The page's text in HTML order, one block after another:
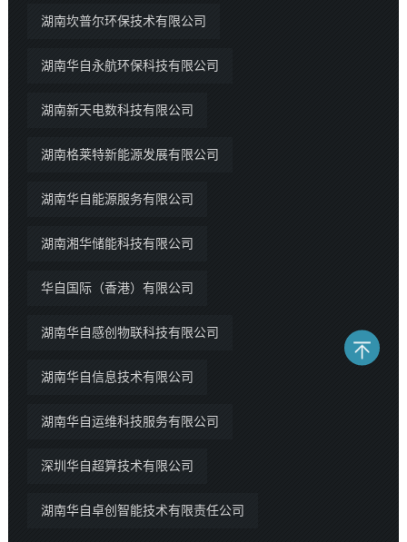
湖南坎普尔环保技术有限公司
湖南华自永航环保科技有限公司
湖南新天电数科技有限公司
湖南格莱特新能源发展有限公司
湖南华自能源服务有限公司
湖南湘华储能科技有限公司
华自国际（香港）有限公司
湖南华自感创物联科技有限公司
湖南华自信息技术有限公司
湖南华自运维科技服务有限公司
深圳华自超算技术有限公司
湖南华自卓创智能技术有限责任公司